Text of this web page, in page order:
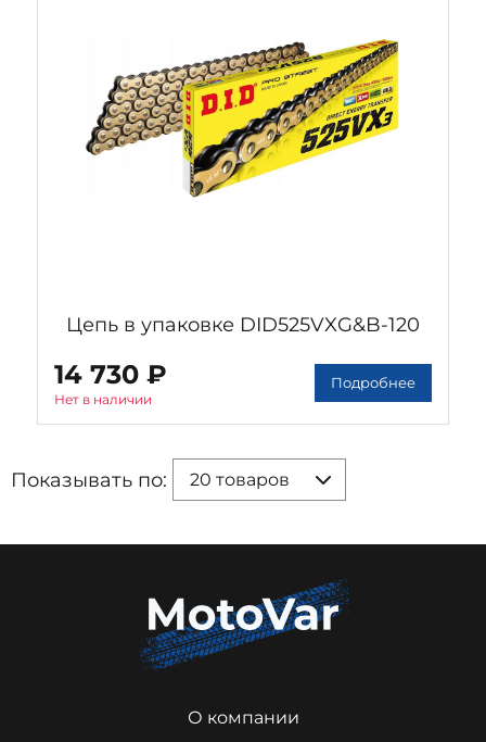
Цепь в упаковке DID525VXG&B-120
14 730 ₽
Нет в наличии
Подробнее
Показывать по: 20 товаров
О компании